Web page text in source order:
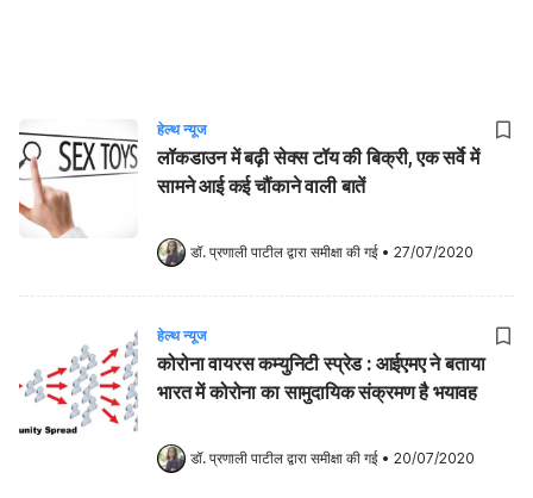
हेल्थ न्यूज
लॉकडाउन में बढ़ी सेक्स टॉय की बिक्री, एक सर्वे में
सामने आई कई चौंकाने वाली बातें
डॉ. प्रणाली पाटील द्वारा समीक्षा की गई • 27/07/2020
हेल्थ न्यूज
कोरोना वायरस कम्युनिटी स्प्रेड : आईएमए ने बताया
भारत में कोरोना का सामुदायिक संक्रमण है भयावह
डॉ. प्रणाली पाटील द्वारा समीक्षा की गई • 20/07/2020